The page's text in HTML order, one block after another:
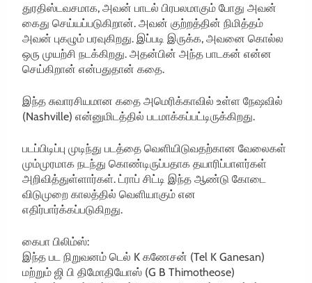
துரதிஸ்டவசமாக, அவன் பாடல் பிரபலமாகும் போது அவன்
கைது செய்யப்படுகிறான். அவன் குற்றத்தின் நிமித்தம்
அவன் புகழும் பரவுகிறது. இப்படி இருக்க, அவனை கொல்ல
ஒரு முயற்சி நடக்கிறது. அதன்பின் அந்த பாடகன் என்ன
செய்கிறான் என்பதுதான் கதை.
இந்த சுவாரசியமான கதை அமெரிக்காவில் உள்ள நேஷவில்
(Nashville) என்னுமிடத்தில் படமாக்கப்பட்டிருக்கிறது.
படப்பிடிப்பு முடிந்து படத்தை வெளியிடுவதற்கான வேலைகள்
மும்முரமாக நடந்து கொண்டிருப்பதாக தயாரிப்பாளர்கள்
அறிவித்துள்ளார்கள். ட்ராப் சிட்டி இந்த ஆண்டு கோடை
விடுமுறை காலத்தில் வெளியாகும் என
எதிர்பார்க்கப்படுகிறது.
கைபா பிலிம்ஸ்:
இந்த பட நிறுவனம் டெல் K கணேசன் (Tel K Ganesan)
மற்றும் ஜி பி திமோதியோஸ் (G B Thimotheose)